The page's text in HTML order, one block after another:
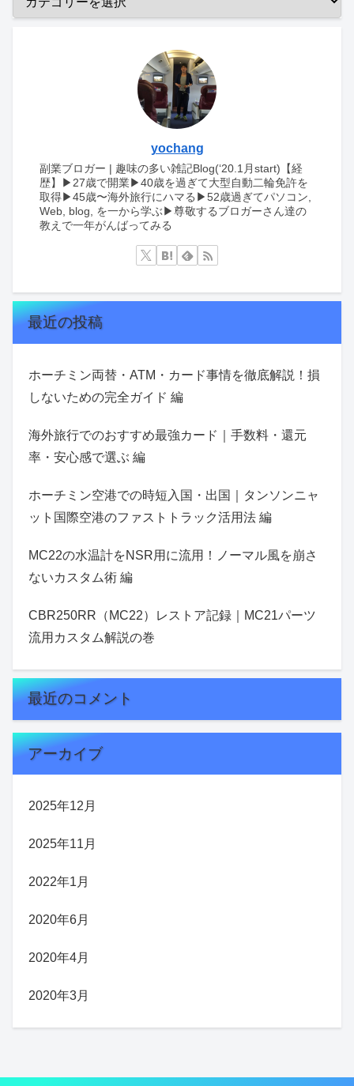
yochang
副業ブロガー | 趣味の多い雑記Blog(‘20.1月start)【経
歴】▶︎27歳で開業▶︎40歳を過ぎて大型自動二輪免許を
取得▶︎45歳〜海外旅行にハマる▶︎52歳過ぎてパソコン,
Web, blog, を一から学ぶ▶︎尊敬するブロガーさん達の
教えで一年がんばってみる
最近の投稿
ホーチミン両替・ATM・カード事情を徹底解説！損
しないための完全ガイド 編
海外旅行でのおすすめ最強カード｜手数料・還元
率・安心感で選ぶ 編
ホーチミン空港での時短入国・出国｜タンソンニャ
ット国際空港のファストトラック活用法 編
MC22の水温計をNSR用に流用！ノーマル風を崩さ
ないカスタム術 編
CBR250RR（MC22）レストア記録｜MC21パーツ
流用カスタム解説の巻
最近のコメント
アーカイブ
2025年12月
2025年11月
2022年1月
2020年6月
2020年4月
2020年3月